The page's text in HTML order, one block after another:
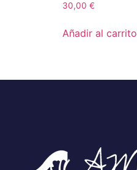
30,00 €
Añadir al carrito